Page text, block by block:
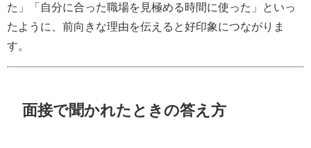
た」「自分に合った職場を見極める時間に使った」といっ
たように、前向きな理由を伝えると好印象につながりま
す。
面接で聞かれたときの答え方